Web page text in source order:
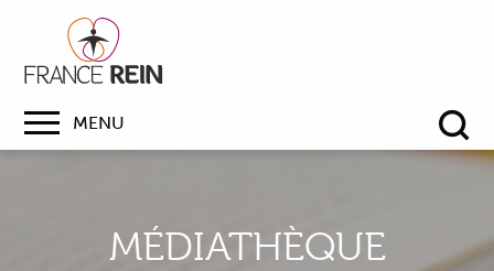
MENU
MÉDIATHÈQUE